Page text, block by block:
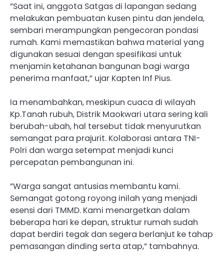
​”Saat ini, anggota Satgas di lapangan sedang
melakukan pembuatan kusen pintu dan jendela,
sembari merampungkan pengecoran pondasi
rumah. Kami memastikan bahwa material yang
digunakan sesuai dengan spesifikasi untuk
menjamin ketahanan bangunan bagi warga
penerima manfaat,” ujar Kapten Inf Pius.
​Ia menambahkan, meskipun cuaca di wilayah
Kp.Tanah rubuh, Distrik Maokwari utara sering kali
berubah-ubah, hal tersebut tidak menyurutkan
semangat para prajurit. Kolaborasi antara TNI-
Polri dan warga setempat menjadi kunci
percepatan pembangunan ini.
​”Warga sangat antusias membantu kami.
Semangat gotong royong inilah yang menjadi
esensi dari TMMD. Kami menargetkan dalam
beberapa hari ke depan, struktur rumah sudah
dapat berdiri tegak dan segera berlanjut ke tahap
pemasangan dinding serta atap,” tambahnya.